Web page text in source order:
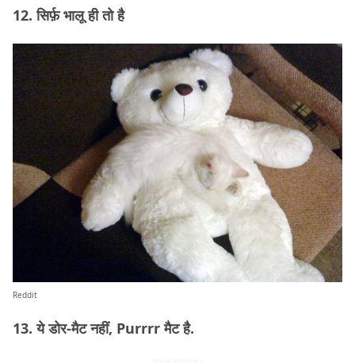
12. सिर्फ़ भालू ही तो है
Reddit
13. ये डोर-मैट नहीं, Purrrr मैट है.